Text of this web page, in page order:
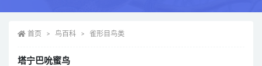
首页 鸟百科 雀形目鸟类
塔宁巴吮蜜鸟